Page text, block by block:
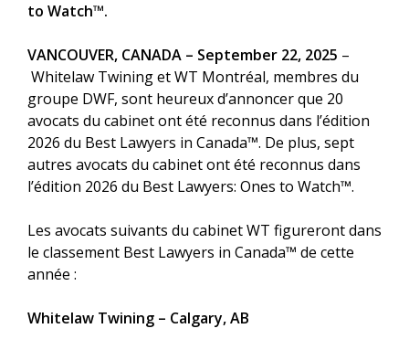
to Watch™.
VANCOUVER, CANADA – September 22, 2025 –
Whitelaw Twining et WT Montréal, membres du
groupe DWF, sont heureux d’annoncer que 20
avocats du cabinet ont été reconnus dans l’édition
2026 du Best Lawyers in Canada™. De plus, sept
autres avocats du cabinet ont été reconnus dans
l’édition 2026 du Best Lawyers: Ones to Watch™.
Les avocats suivants du cabinet WT figureront dans
le classement Best Lawyers in Canada™ de cette
année :
Whitelaw Twining – Calgary, AB